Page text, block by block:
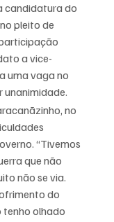
candidatura do
pleito de
a vice-
uma vaga no
no
“Tivemos
que não
não se via.
do
tenho olhado